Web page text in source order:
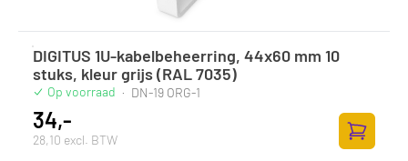
DIGITUS 1U-kabelbeheerring, 44x60 mm 10
stuks, kleur grijs (RAL 7035)
Op voorraad · DN-19 ORG-1
34,-
28,10 excl. BTW